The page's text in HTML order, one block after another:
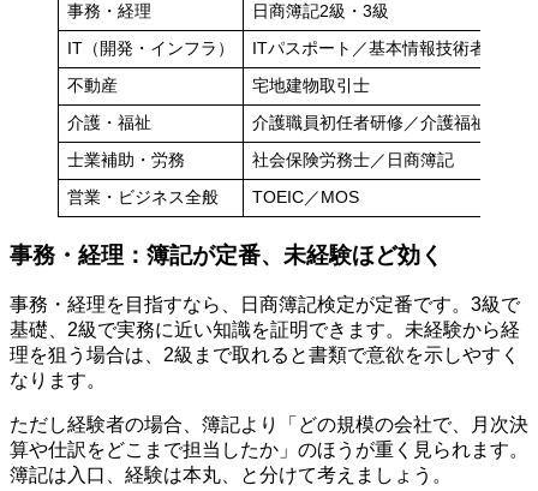
事務・経理 日商簿記2級・3級
IT（開発・インフラ） ITパスポート／基本情報技術者
不動産 宅地建物取引士
介護・福祉 介護職員初任者研修／介護福祉士
士業補助・労務 社会保険労務士／日商簿記
営業・ビジネス全般 TOEIC／MOS
事務・経理：簿記が定番、未経験ほど効く
事務・経理を目指すなら、日商簿記検定が定番です。3級で
基礎、2級で実務に近い知識を証明できます。未経験から経
理を狙う場合は、2級まで取れると書類で意欲を示しやすく
なります。
ただし経験者の場合、簿記より「どの規模の会社で、月次決
算や仕訳をどこまで担当したか」のほうが重く見られます。
簿記は入口、経験は本丸、と分けて考えましょう。